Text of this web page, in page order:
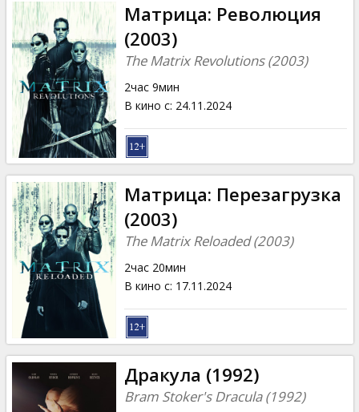
Матрица: Революция
(2003)
The Matrix Revolutions (2003)
2час 9мин
В кино с: 24.11.2024
Матрица: Перезагрузка
(2003)
The Matrix Reloaded (2003)
2час 20мин
В кино с: 17.11.2024
Дракула (1992)
Bram Stoker's Dracula (1992)